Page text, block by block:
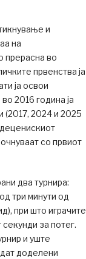
и
на
прерасна во
првенства ја
ја освои
2016 година ја
(2017, 2024 и 2025
со првиот
два турнира:
три минути од
при што играчите
за потег.
и уште
доделени